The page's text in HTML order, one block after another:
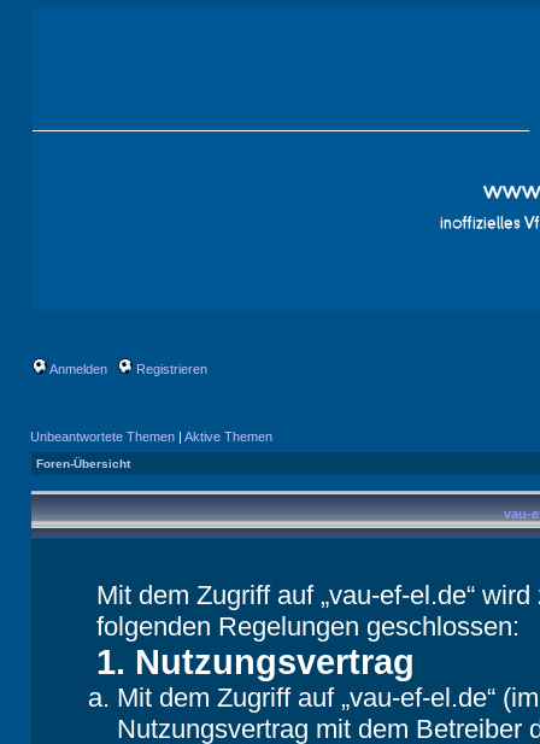
Anmelden Registrieren
Unbeantwortete Themen | Aktive Themen
Foren-Übersicht
vau-
Mit dem Zugriff auf „vau-ef-el.de“
folgenden Regelungen geschlossen:
1. Nutzungsvertrag
Mit dem Zugriff auf „vau-ef-el.de“
Nutzungsvertrag mit dem Betreiber